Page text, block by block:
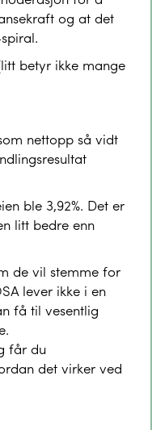
og at det
betyr ikke mange
nettopp så vidt
ble 3,92%. Det er
litt bedre enn
de vil stemme for
lever ikke i en
få til vesentlig
får du
det virker ved